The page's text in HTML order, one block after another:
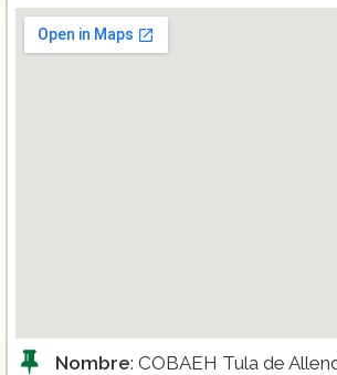
Nombre: COBAEH Tula de